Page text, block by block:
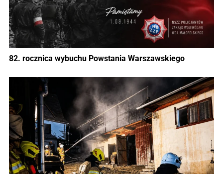
82. rocznica wybuchu Powstania Warszawskiego